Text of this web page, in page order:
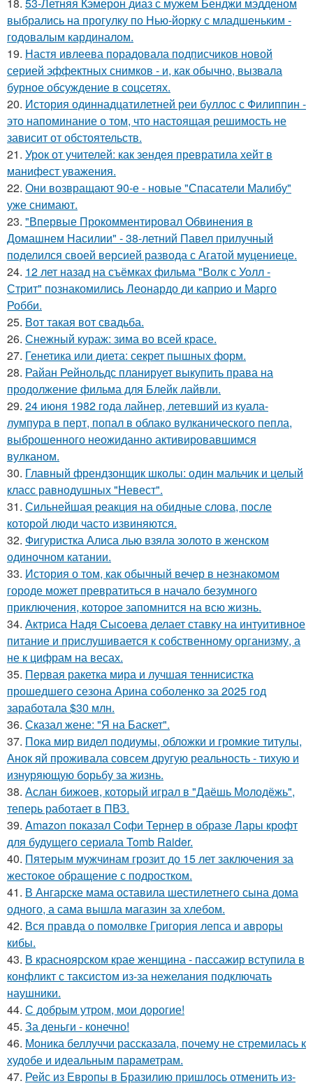
выбрались на прогулку по Нью-йорку с младшеньким -
годовалым кардиналом.
19. Настя ивлеева порадовала подписчиков новой
серией эффектных снимков - и, как обычно, вызвала
бурное обсуждение в соцсетях.
20. История одиннадцатилетней реи буллос с Филиппин -
это напоминание о том, что настоящая решимость не
зависит от обстоятельств.
21. Урок от учителей: как зендея превратила хейт в
манифест уважения.
22. Они возвращают 90-е - новые "Спасатели Малибу"
уже снимают.
23. "Впервые Прокомментировал Обвинения в
Домашнем Насилии" - 38-летний Павел прилучный
поделился своей версией развода с Агатой муцениеце.
24. 12 лет назад на съёмках фильма "Волк с Уолл -
Стрит" познакомились Леонардо ди каприо и Марго
Робби.
25. Вот такая вот свадьба.
26. Снежный кураж: зима во всей красе.
27. Генетика или диета: секрет пышных форм.
28. Райан Рейнольдс планирует выкупить права на
продолжение фильма для Блейк лайвли.
29. 24 июня 1982 года лайнер, летевший из куала-
лумпура в перт, попал в облако вулканического пепла,
выброшенного неожиданно активировавшимся
вулканом.
30. Главный френдзонщик школы: один мальчик и целый
класс равнодушных "Невест".
31. Сильнейшая реакция на обидные слова, после
которой люди часто извиняются.
32. Фигуристка Алиса лью взяла золото в женском
одиночном катании.
33. История о том, как обычный вечер в незнакомом
городе может превратиться в начало безумного
приключения, которое запомнится на всю жизнь.
34. Актриса Надя Сысоева делает ставку на интуитивное
питание и прислушивается к собственному организму, а
не к цифрам на весах.
35. Первая ракетка мира и лучшая теннисистка
прошедшего сезона Арина соболенко за 2025 год
заработала $30 млн.
36. Сказал жене: "Я на Баскет".
37. Пока мир видел подиумы, обложки и громкие титулы,
Анок яй проживала совсем другую реальность - тихую и
изнуряющую борьбу за жизнь.
38. Аслан бижоев, который играл в "Даёшь Молодёжь",
теперь работает в ПВЗ.
39. Amazon показал Софи Тернер в образе Лары крофт
для будущего сериала Tomb Raider.
40. Пятерым мужчинам грозит до 15 лет заключения за
жестокое обращение с подростком.
41. В Ангарске мама оставила шестилетнего сына дома
одного, а сама вышла магазин за хлебом.
42. Вся правда о помолвке Григория лепса и авроры
кибы.
43. В красноярском крае женщина - пассажир вступила в
конфликт с таксистом из-за нежелания подключать
наушники.
44. С добрым утром, мои дорогие!
45. За деньги - конечно!
46. Моника беллуччи рассказала, почему не стремилась к
худобе и идеальным параметрам.
47. Рейс из Европы в Бразилию пришлось отменить из-